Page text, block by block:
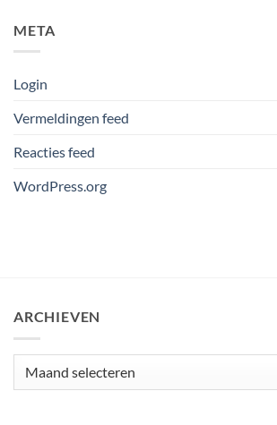
META
Login
Vermeldingen feed
Reacties feed
WordPress.org
ARCHIEVEN